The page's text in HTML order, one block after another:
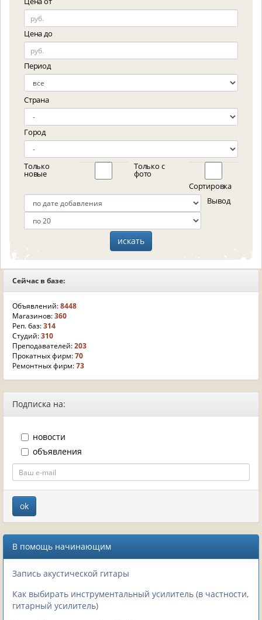
Цена до
Период
Страна
Город
Только
новые
Только с
фото
Сортировка
Вывод
Сейчас в базе:
Объявлений:8448
Магазинов:360
Реп. баз:314
Студий:310
Преподавателей:203
Прокатных фирм:70
Ремонтных фирм:73
Подписка на:
новости
объявления
В помощь начинающим
Запись акустической гитары
Как выбирать инструментальный усилитель (в частности,
гитарный усилитель)